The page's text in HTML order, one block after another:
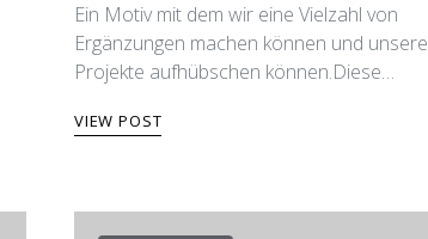
Ein Motiv mit dem wir eine Vielzahl von
Ergänzungen machen können und unsere
Projekte aufhübschen können.​Diese…
VIEW POST